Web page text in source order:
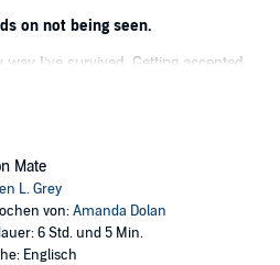
on not being seen.
I’ve survived. Getting accepted
my chance at freedom; to escape
muscles in all the right places. He
understand.
Mate
L. Grey
von:Amanda Dolan
6 Std. und 5 Min.
Englisch